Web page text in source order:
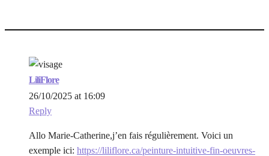
LiliFlore
26/10/2025 at 16:09
Reply
Allo Marie-Catherine,j’en fais régulièrement. Voici un
exemple ici: https://liliflore.ca/peinture-intuitive-fin-oeuvres-